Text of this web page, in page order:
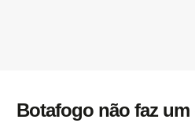
Botafogo não faz um